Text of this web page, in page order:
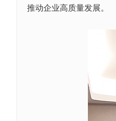
推动企业高质量发展。